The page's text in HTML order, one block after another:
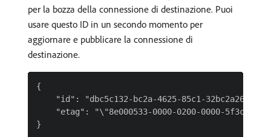
per la bozza della connessione di destinazione. Puoi
usare questo ID in un secondo momento per
aggiornare e pubblicare la connessione di
destinazione.
{
"id": "dbc5c132-bc2a-4625-85c1-
"etag": "\"8e000533-0000-0200-0000-